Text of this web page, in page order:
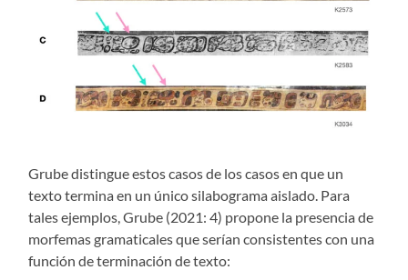
Grube distingue estos casos de los casos en que un
texto termina en un único silabograma aislado. Para
tales ejemplos, Grube (2021: 4) propone la presencia de
morfemas gramaticales que serían consistentes con una
función de terminación de texto: